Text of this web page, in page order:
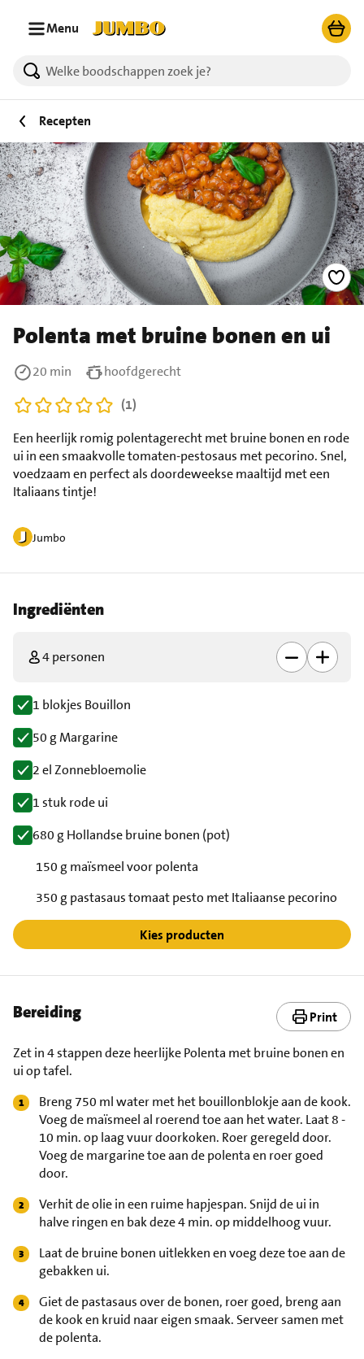
Menu
Recepten
Polenta met bruine bonen en ui
Jumbo
Een heerlijk romig polentagerecht met bruine bonen en rode
ui in een smaakvolle tomaten-pestosaus met pecorino. Snel,
voedzaam en perfect als doordeweekse maaltijd met een
Italiaans tintje!
20 min
hoofdgerecht
(1)
Ingrediënten
4 personen
1 blokjes Bouillon
50 g Margarine
2 el Zonnebloemolie
1 stuk rode ui
680 g Hollandse bruine bonen (pot)
150 g maïsmeel voor polenta
350 g pastasaus tomaat pesto met Italiaanse pecorino
Kies producten
Bereiding Print
Zet in 4 stappen deze heerlijke Polenta met bruine bonen en
ui op tafel.
Breng 750 ml water met het bouillonblokje aan de kook.
Voeg de maïsmeel al roerend toe aan het water. Laat 8 -
10 min. op laag vuur doorkoken. Roer geregeld door.
Voeg de margarine toe aan de polenta en roer goed
door.
Verhit de olie in een ruime hapjespan. Snijd de ui in
halve ringen en bak deze 4 min. op middelhoog vuur.
Laat de bruine bonen uitlekken en voeg deze toe aan de
gebakken ui.
Giet de pastasaus over de bonen, roer goed, breng aan
de kook en kruid naar eigen smaak. Serveer samen met
de polenta.